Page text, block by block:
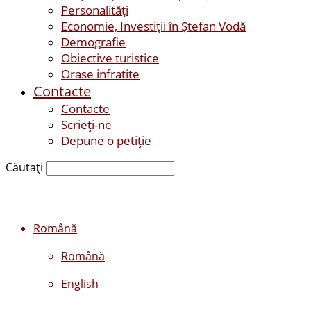
Personalităţi
Economie, Investiţii în Ştefan Vodă
Demografie
Obiective turistice
Orase infratite
Contacte
Contacte
Scrieți-ne
Depune o petiție
Căutați
Română
Română
English